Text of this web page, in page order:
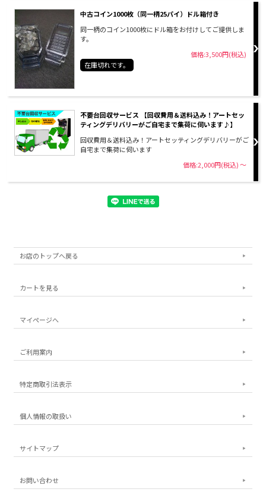
中古コイン1000枚（同一柄25パイ）ドル箱付き
同一柄のコイン1000枚にドル箱をお付けしてご提供しま
す。
価格:3,500円(税込)
在庫切れです。
不要台回収サービス 【回収費用＆送料込み！アートセッ
ティングデリバリーがご自宅まで集荷に伺います♪】
回収費用＆送料込み！アートセッティングデリバリーがご
自宅まで集荷に伺います
価格:2,000円(税込)～
お店のトップへ戻る
カートを見る
マイページへ
ご利用案内
特定商取引法表示
個人情報の取扱い
サイトマップ
お問い合わせ